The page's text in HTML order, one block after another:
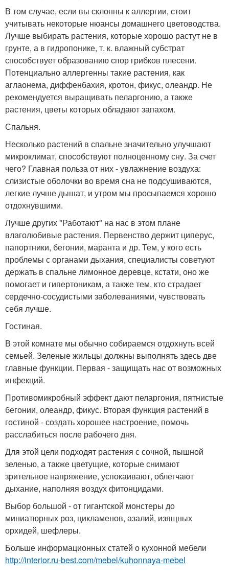
В том случае, если вы склонны к аллергии, стоит
учитывать некоторые нюансы домашнего цветоводства.
Лучше выбирать растения, которые хорошо растут не в
грунте, а в гидропонике, т. к. влажный субстрат
способствует образованию спор грибков плесени.
Потенциально аллергенны такие растения, как
аглаонема, диффенбахия, кротон, фикус, олеандр. Не
рекомендуется выращивать пеларгонию, а также
растения, цветы которых обладают запахом.
Спальня.
Несколько растений в спальне значительно улучшают
микроклимат, способствуют полноценному сну. За счет
чего? Главная польза от них - увлажнение воздуха:
слизистые оболочки во время сна не подсушиваются,
легкие лучше дышат, и утром мы просыпаемся хорошо
отдохнувшими.
Лучше других "Работают" на нас в этом плане
влаголюбивые растения. Первенство держит циперус,
папортники, бегонии, маранта и др. Тем, у кого есть
проблемы с органами дыхания, специалисты советуют
держать в спальне лимонное деревце, кстати, оно же
помогает и гипертоникам, а также тем, кто страдает
сердечно-сосудистыми заболеваниями, чувствовать
себя лучше.
Гостиная.
В этой комнате мы обычно собираемся отдохнуть всей
семьей. Зеленые жильцы должны выполнять здесь две
главные функции. Первая - защищать нас от возможных
инфекций.
Противомикробный эффект дают пеларгония, пятнистые
бегонии, олеандр, фикус. Вторая функция растений в
гостиной - создать хорошее настроение, помочь
расслабиться после рабочего дня.
Для этой цели подходят растения с сочной, пышной
зеленью, а также цветущие, которые снимают
зрительное напряжение, успокаивают, облегчают
дыхание, наполняя воздух фитонцидами.
Выбор большой - от гигантской монстеры до
миниатюрных роз, цикламенов, азалий, изящных
орхидей, шефлеры.
Больше информационных статей о кухонной мебели
http://interior.ru-best.com/mebel/kuhonnaya-mebel